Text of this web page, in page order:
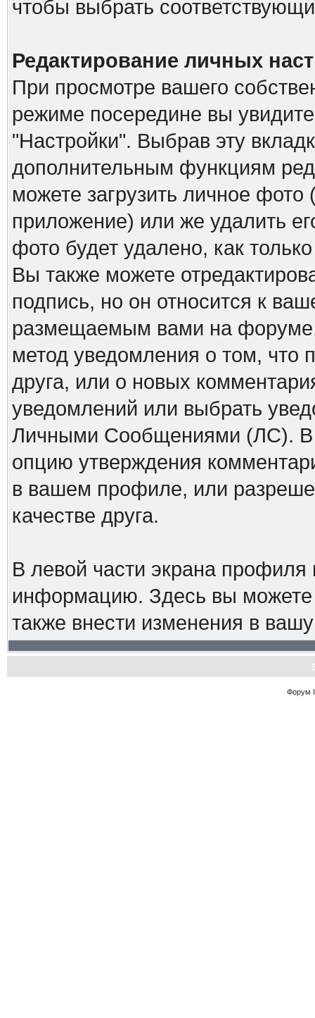
чтобы выбрать
Редактирование личных
При просмотре вашего
режиме посередине вы
"Настройки". Выбрав эту
дополнительным функциям
можете загрузить личное
приложение) или же удалить
фото будет удалено, как
Вы также можете
подпись, но он относится к
размещаемым вами на
метод уведомления о том, что
друга, или о новых
уведомлений или выбрать
Личными Сообщениями (ЛС). В
опцию утверждения
в вашем профиле, или
качестве друга.
В левой части экрана
информацию. Здесь вы можете
также внести изменения в
Форум